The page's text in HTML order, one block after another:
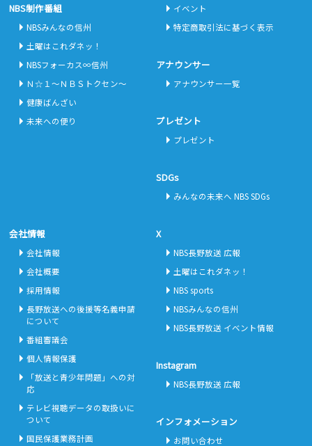
NBS制作番組
NBSみんなの信州
土曜はこれダネッ！
NBSフォーカス∞信州
Ｎ☆１～ＮＢＳトクセン～
健康ばんざい
未来への便り
イベント
特定商取引法に基づく表示
アナウンサー
アナウンサー一覧
プレゼント
プレゼント
SDGs
みんなの未来へ NBS SDGs
会社情報
会社情報
会社概要
採用情報
長野放送への後援等名義申請
について
番組審議会
個人情報保護
「放送と青少年問題」への対
応
テレビ視聴データの取扱いに
ついて
国民保護業務計画
X
NBS長野放送 広報
土曜はこれダネッ！
NBS sports
NBSみんなの信州
NBS長野放送 イベント情報
Instagram
NBS長野放送 広報
インフォメーション
お問い合わせ